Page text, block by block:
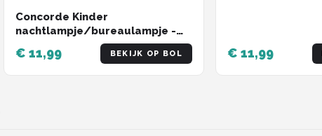
Concorde Kinder
nachtlampje/bureaulampje -
konijntje met hartje - wit - 13 cm
€ 11,99 BEKIJK OP BOL € 11,99